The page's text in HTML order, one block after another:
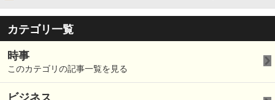
カテゴリ一覧
時事
このカテゴリの記事一覧を見る
ビジネス